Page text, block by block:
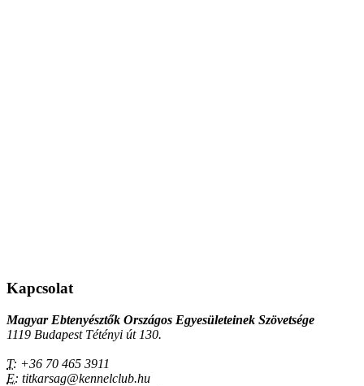
Kapcsolat
Magyar Ebtenyésztők Országos Egyesületeinek Szövetsége
1119 Budapest Tétényi út 130.
T: +36 70 465 3911
E: titkarsag@kennelclub.hu